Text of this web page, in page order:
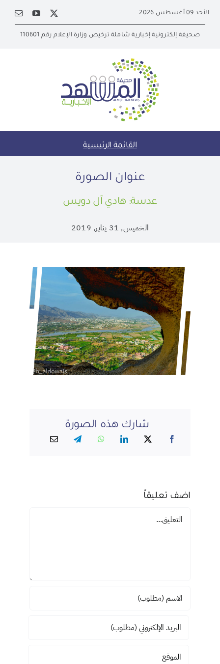
content
الأحد 09 أغسطس 2026
صحيفة إلكترونية إخبارية شاملة ترخيص وزارة الإعلام رقم 110601
القائمة الرئيسية
عنوان الصورة
عدسة: هادي آل دويس
الخميس, 31 يناير, 2019
شارك هذه الصورة
اضف تعليقاً